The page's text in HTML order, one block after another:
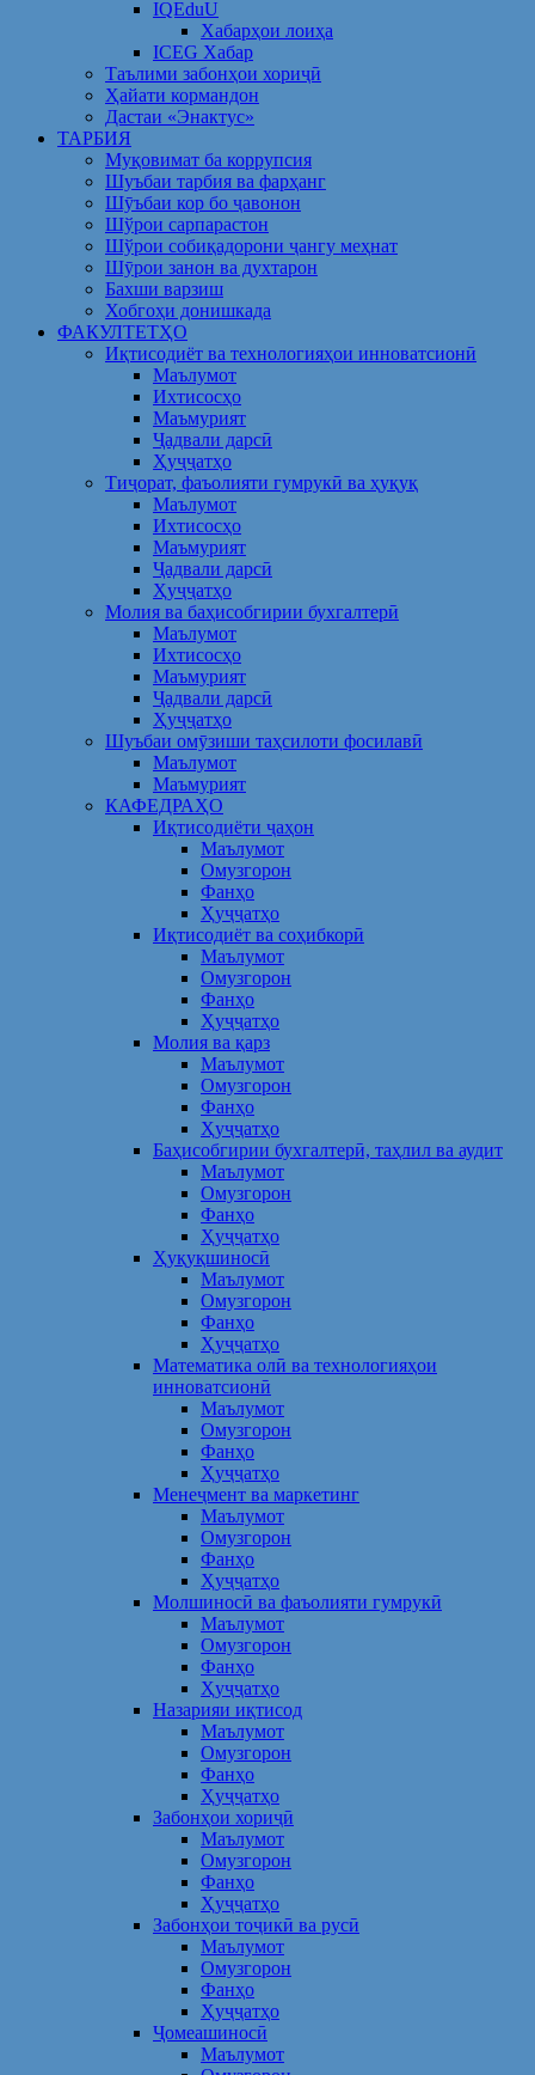
IQEduU
Хабарҳои лоиҳа
ICEG Хабар
Таълими забонҳои хориҷӣ
Ҳайати кормандон
Дастаи «Энактус»
ТАРБИЯ
Муқовимат ба коррупсия
Шуъбаи тарбия ва фарҳанг
Шӯъбаи кор бо ҷавонон
Шўрои сарпарастон
Шўрои собиқадорони ҷангу меҳнат
Шӯрои занон ва духтарон
Бахши варзиш
Хобгоҳи донишкада
ФАКУЛТЕТҲО
Иқтисодиёт ва технологияҳои инноватсионӣ
Маълумот
Ихтисосҳо
Маъмурият
Ҷадвали дарсӣ
Ҳуҷҷатҳо
Тиҷорат, фаъолияти гумрукӣ ва ҳуқуқ
Маълумот
Ихтисосҳо
Маъмурият
Ҷадвали дарсӣ
Ҳуҷҷатҳо
Молия ва баҳисобгирии бухгалтерӣ
Маълумот
Ихтисосҳо
Маъмурият
Ҷадвали дарсӣ
Ҳуҷҷатҳо
Шуъбаи омӯзиши таҳсилоти фосилавӣ
Маълумот
Маъмурият
КАФЕДРАҲО
Иқтисодиёти ҷаҳон
Маълумот
Омузгорон
Фанҳо
Ҳуҷҷатҳо
Иқтисодиёт ва соҳибкорӣ
Маълумот
Омузгорон
Фанҳо
Ҳуҷҷатҳо
Молия ва қарз
Маълумот
Омузгорон
Фанҳо
Ҳуҷҷатҳо
Баҳисобгирии бухгалтерӣ, таҳлил ва аудит
Маълумот
Омузгорон
Фанҳо
Ҳуҷҷатҳо
Ҳуқуқшиносӣ
Маълумот
Омузгорон
Фанҳо
Ҳуҷҷатҳо
Математика олӣ ва технологияҳои
инноватсионӣ
Маълумот
Омузгорон
Фанҳо
Ҳуҷҷатҳо
Менеҷмент ва маркетинг
Маълумот
Омузгорон
Фанҳо
Ҳуҷҷатҳо
Молшиносӣ ва фаъолияти гумрукӣ
Маълумот
Омузгорон
Фанҳо
Ҳуҷҷатҳо
Назарияи иқтисод
Маълумот
Омузгорон
Фанҳо
Ҳуҷҷатҳо
Забонҳои хориҷӣ
Маълумот
Омузгорон
Фанҳо
Ҳуҷҷатҳо
Забонҳои тоҷикӣ ва русӣ
Маълумот
Омузгорон
Фанҳо
Ҳуҷҷатҳо
Ҷомеашиносӣ
Маълумот